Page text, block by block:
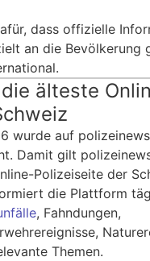
dass offizielle
an die Bevölkerung
älteste
wurde auf
Damit gilt
Polizeiseite der
die Plattform
, Fahndungen,
Themen.